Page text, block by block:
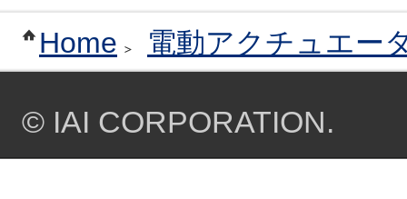
Home 電動アクチュエー
© IAI CORPORATION.